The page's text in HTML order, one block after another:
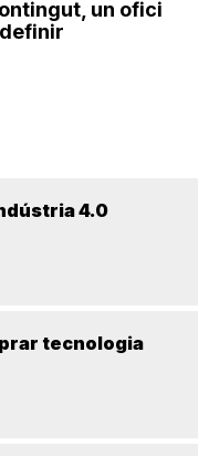
un ofici
4.0
tecnologia